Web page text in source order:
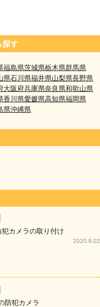
探す
福島県茨城県栃木県群馬県
県石川県福井県山梨県長野県
大阪府兵庫県奈良県和歌山県
香川県愛媛県高知県福岡県
県沖縄県
カメラの取り付け
2020.9.02
防犯カメラ